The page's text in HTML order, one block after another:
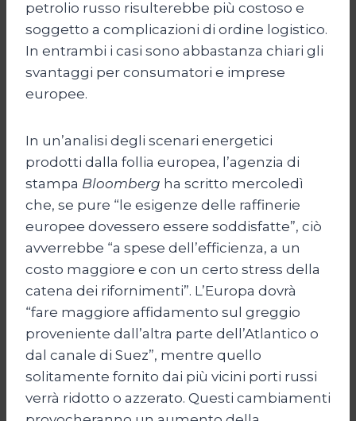
petrolio russo risulterebbe più costoso e
soggetto a complicazioni di ordine logistico.
In entrambi i casi sono abbastanza chiari gli
svantaggi per consumatori e imprese
europee.
In un’analisi degli scenari energetici
prodotti dalla follia europea, l’agenzia di
stampa Bloomberg ha scritto mercoledì
che, se pure “le esigenze delle raffinerie
europee dovessero essere soddisfatte”, ciò
avverrebbe “a spese dell’efficienza, a un
costo maggiore e con un certo stress della
catena dei rifornimenti”. L’Europa dovrà
“fare maggiore affidamento sul greggio
proveniente dall’altra parte dell’Atlantico o
dal canale di Suez”, mentre quello
solitamente fornito dai più vicini porti russi
verrà ridotto o azzerato. Questi cambiamenti